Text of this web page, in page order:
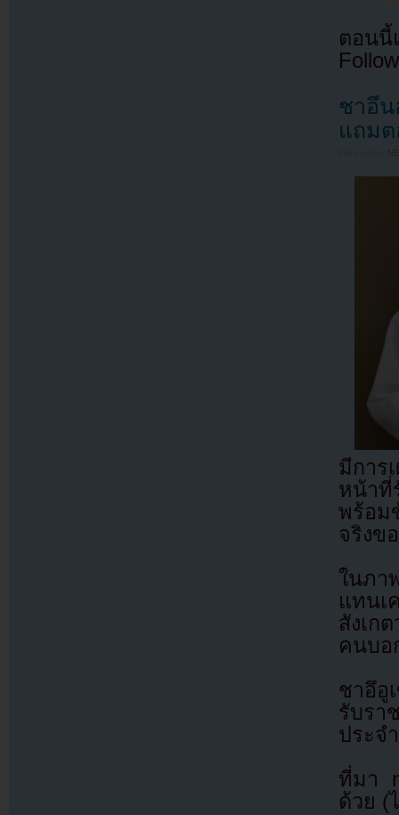
ตอนนี้
ชาอึ
แถมต
มีการ
หน้าที่
พร้อ
จริงข
ในภา
แทน
สังเก
คนบอ
ชาอึอู
รับร
ประจ
ที่มา
ด้วย (